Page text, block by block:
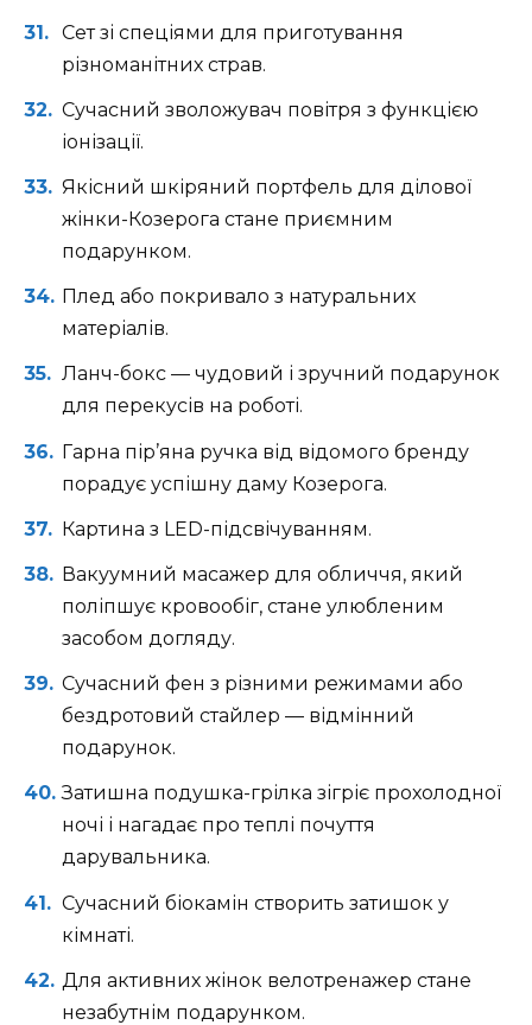
Сет зі спеціями для приготування
різноманітних страв.
Сучасний зволожувач повітря з функцією
іонізації.
Якісний шкіряний портфель для ділової
жінки-Козерога стане приємним
подарунком.
Плед або покривало з натуральних
матеріалів.
Ланч-бокс — чудовий і зручний подарунок
для перекусів на роботі.
Гарна пір’яна ручка від відомого бренду
порадує успішну даму Козерога.
Картина з LED-підсвічуванням.
Вакуумний масажер для обличчя, який
поліпшує кровообіг, стане улюбленим
засобом догляду.
Сучасний фен з різними режимами або
бездротовий стайлер — відмінний
подарунок.
Затишна подушка-грілка зігріє прохолодної
ночі і нагадає про теплі почуття
дарувальника.
Сучасний біокамін створить затишок у
кімнаті.
Для активних жінок велотренажер стане
незабутнім подарунком.